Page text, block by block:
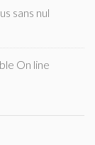
sans nul
On line